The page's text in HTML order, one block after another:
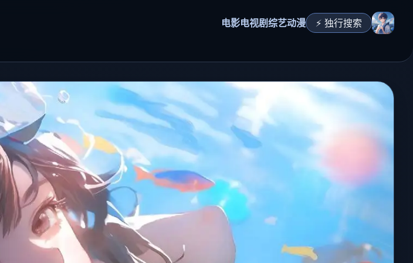
电影电视剧综艺动漫 ⚡ 独行搜索